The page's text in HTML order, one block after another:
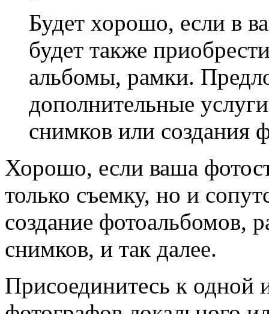
Будет хорошо, если в
будет также
альбомы, рамки.
дополнительные
снимков или создания
Хорошо, если ваша
только съемку, но и
создание фотоальбомов,
снимков, и так далее.
Присоединитесь к одной